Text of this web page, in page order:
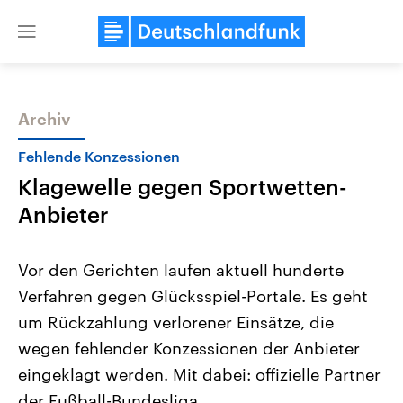
Close
Themen
Landtagswahl Sachsen-Anhalt
2026
Alle Informationen
Sachsen-Anhalt wählt am 6.
September 2026 einen neuen
Landtag. Seit 2021 wird das
Bundesland von einer Koalition aus
USA
Aktuelle Beiträge,
Hintergründe
Wirtschaftlich und
gehören die Vereinigten
den mächtigsten Ländern
Archiv
Fehlende Konzessionen
Klagewelle gegen Sportwetten-
Anbieter
Vor den Gerichten laufen aktuell hunderte
Verfahren gegen Glücksspiel-Portale. Es geht
um Rückzahlung verlorener Einsätze, die
wegen fehlender Konzessionen der Anbieter
eingeklagt werden. Mit dabei: offizielle Partner